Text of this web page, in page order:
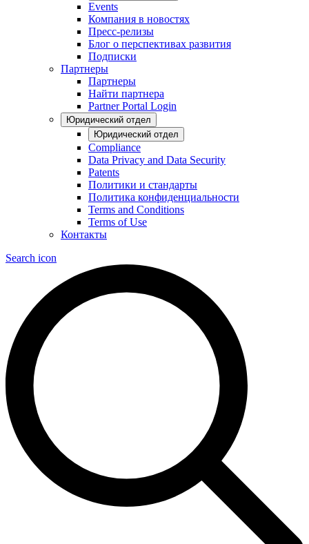
Events
Компания в новостях
Пресс-релизы
Блог о перспективах развития
Подписки
Партнеры
Партнеры
Найти партнера
Partner Portal Login
Юридический отдел
Юридический отдел
Compliance
Data Privacy and Data Security
Patents
Политики и стандарты
Политика конфиденциальности
Terms and Conditions
Terms of Use
Контакты
Search icon